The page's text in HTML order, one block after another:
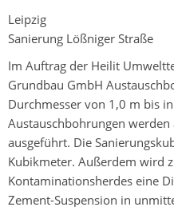
Leipzig
Sanierung Lößniger Straße
Im Auftrag der Heilit
Grundbau GmbH
Durchmesser von 1,0 m bis
Austauschbohrungen
ausgeführt. Die
Kubikmeter. Außerdem wird
Kontaminationsherdes eine
Zement-Suspension in